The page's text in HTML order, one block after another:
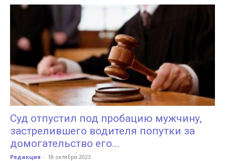
Суд отпустил под пробацию мужчину,
застрелившего водителя попутки за
домогательство его...
Редакция - 18 октября 2023